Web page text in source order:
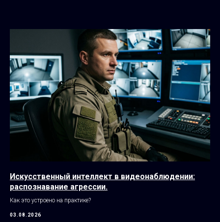
Искусственный интеллект в видеонаблюдении:
распознавание агрессии.
Как это устроено на практике?
03.08.2026